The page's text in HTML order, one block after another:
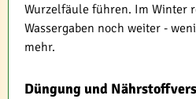
Wurzelfäule führen. Im Winter
Wassergaben noch weiter -
mehr.
Düngung und